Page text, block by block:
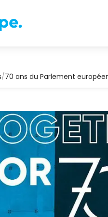
/70 ans du Parlement